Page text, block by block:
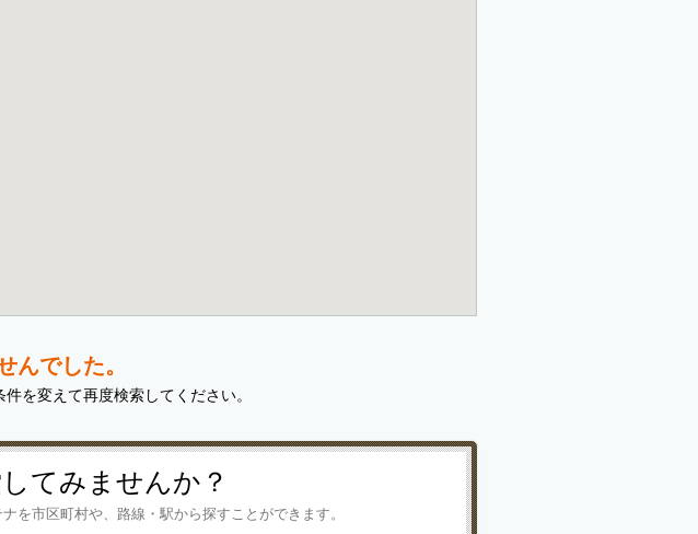
んでした。
を変えて再度検索してください。
てみませんか？
を市区町村や、路線・駅から探すことができます。